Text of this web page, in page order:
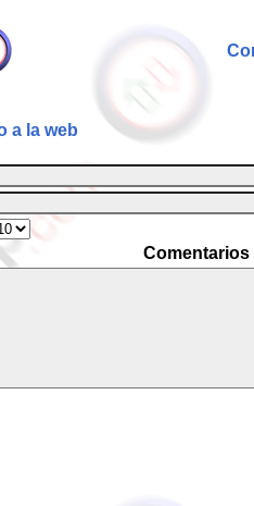
a la web
Comentarios